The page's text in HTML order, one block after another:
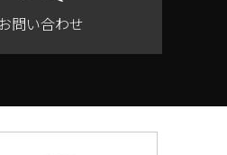
お問い合わせ